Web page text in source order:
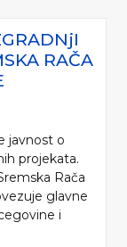
RAČA
javnost o
projekata.
Rača
glavne
i